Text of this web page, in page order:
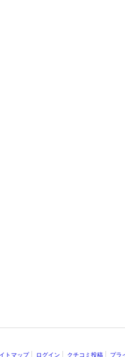
トマップ ログイン クチコミ投稿 プラ